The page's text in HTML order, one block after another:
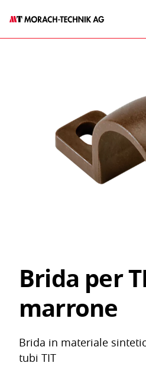
Brida per
marrone
Brida in materiale
tubi TIT